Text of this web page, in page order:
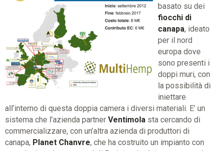
basato su dei
fiocchi di
canapa, ideato
per il nord
europa dove
sono presenti i
doppi muri, con
la possibilità di
iniettare
all’interno di questa doppia camera i diversi materiali. E’ un
sistema che l’azienda partner Ventimola sta cercando di
commercializzare, con un’altra azienda di produttori di
canapa, Planet Chanvre, che ha costruito un impianto con